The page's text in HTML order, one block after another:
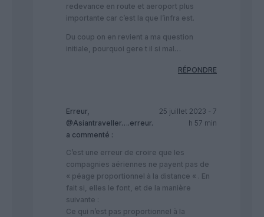
redevance en route et aeroport plus
importante car c’est la que l’infra est.
Du coup on en revient a ma question
initiale, pourquoi gere t il si mal…
RÉPONDRE
Erreur,
@Asiantraveller….erreur.
a commenté :
25 juillet 2023 - 7
h 57 min
C’est une erreur de croire que les
compagnies aériennes ne payent pas de
« péage proportionnel à la distance « . En
fait si, elles le font, et de la manière
suivante :
Ce qui n’est pas proportionnel à la